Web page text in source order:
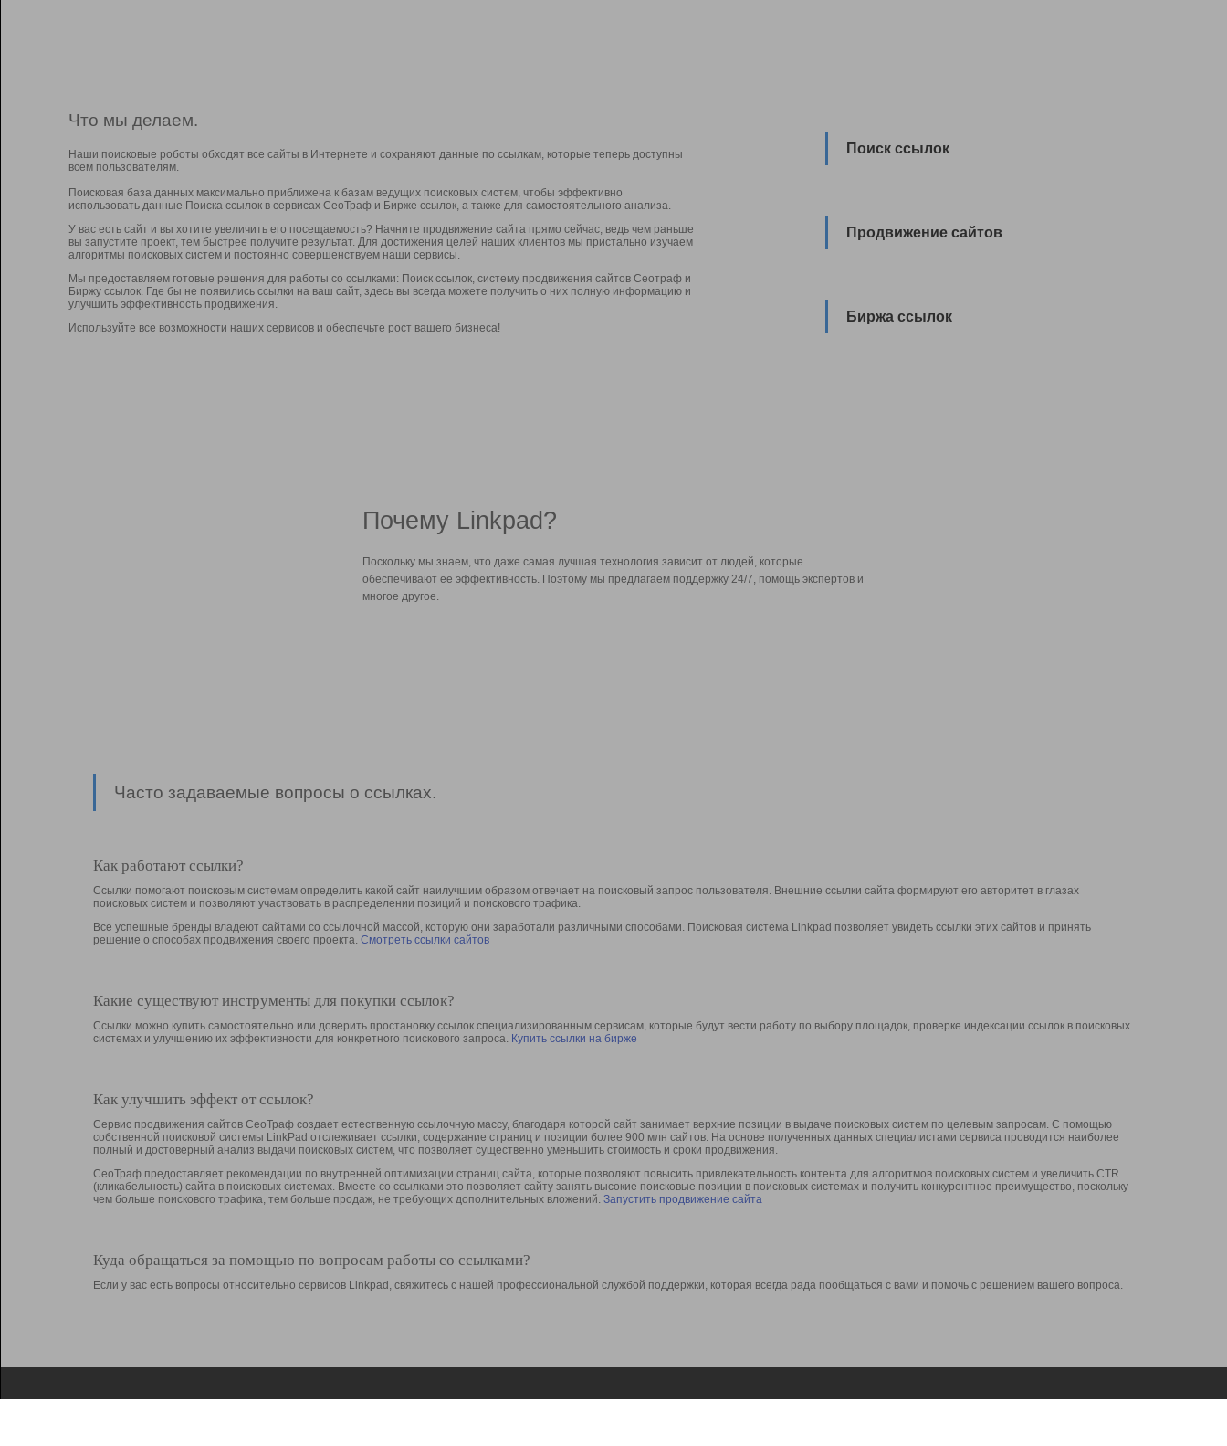
Что мы делаем.
Наши поисковые роботы обходят все сайты в Интернете и сохраняют данные по ссылкам, которые теперь доступны
всем пользователям.
Поисковая база данных максимально приближена к базам ведущих поисковых систем, чтобы эффективно
использовать данные Поиска ссылок в сервисах СеоТраф и Бирже ссылок, а также для самостоятельного анализа.
У вас есть сайт и вы хотите увеличить его посещаемость? Начните продвижение сайта прямо сейчас, ведь чем раньше
вы запустите проект, тем быстрее получите результат. Для достижения целей наших клиентов мы пристально изучаем
алгоритмы поисковых систем и постоянно совершенствуем наши сервисы.
Мы предоставляем готовые решения для работы со ссылками: Поиск ссылок, систему продвижения сайтов Сеотраф и
Биржу ссылок. Где бы не появились ссылки на ваш сайт, здесь вы всегда можете получить о них полную информацию и
улучшить эффективность продвижения.
Используйте все возможности наших сервисов и обеспечьте рост вашего бизнеса!
Поиск ссылок
Продвижение сайтов
Биржа ссылок
Почему Linkpad?
Поскольку мы знаем, что даже самая лучшая технология зависит от людей, которые
обеспечивают ее эффективность. Поэтому мы предлагаем поддержку 24/7, помощь экспертов и
многое другое.
Часто задаваемые вопросы о ссылках.
Как работают ссылки?
Ссылки помогают поисковым системам определить какой сайт наилучшим образом отвечает на поисковый запрос пользователя. Внешние ссылки сайта формируют его авторитет в глазах
поисковых систем и позволяют участвовать в раcпределении позиций и поискового трафика.
Все успешные бренды владеют сайтами со ссылочной массой, которую они заработали различными способами. Поисковая система Linkpad позволяет увидеть ссылки этих сайтов и принять
решение о способах продвижения своего проекта. Смотреть ссылки сайтов
Какие существуют инструменты для покупки ссылок?
Ссылки можно купить самостоятельно или доверить простановку ссылок специализированным сервисам, которые будут вести работу по выбору площадок, проверке индексации ссылок в поисковых
системах и улучшению их эффективности для конкретного поискового запроса. Купить ссылки на бирже
Как улучшить эффект от ссылок?
Сервис продвижения сайтов СеоТраф создает естественную ссылочную массу, благодаря которой сайт занимает верхние позиции в выдаче поисковых систем по целевым запросам. С помощью
собственной поисковой системы LinkPad отслеживает ссылки, содержание страниц и позиции более 900 млн сайтов. На основе полученных данных специалистами сервиса проводится наиболее
полный и достоверный анализ выдачи поисковых систем, что позволяет существенно уменьшить стоимость и сроки продвижения.
СеоТраф предоставляет рекомендации по внутренней оптимизации страниц сайта, которые позволяют повысить привлекательность контента для алгоритмов поисковых систем и увеличить CTR
(кликабельность) сайта в поисковых системах. Вместе со ссылками это позволяет сайту занять высокие поисковые позиции в поисковых системах и получить конкурентное преимущество, поскольку
чем больше поискового трафика, тем больше продаж, не требующих дополнительных вложений. Запустить продвижение сайта
Куда обращаться за помощью по вопросам работы со ссылками?
Если у вас есть вопросы относительно сервисов Linkpad, свяжитесь с нашей профессиональной службой поддержки, которая всегда рада пообщаться с вами и помочь с решением вашего вопроса.